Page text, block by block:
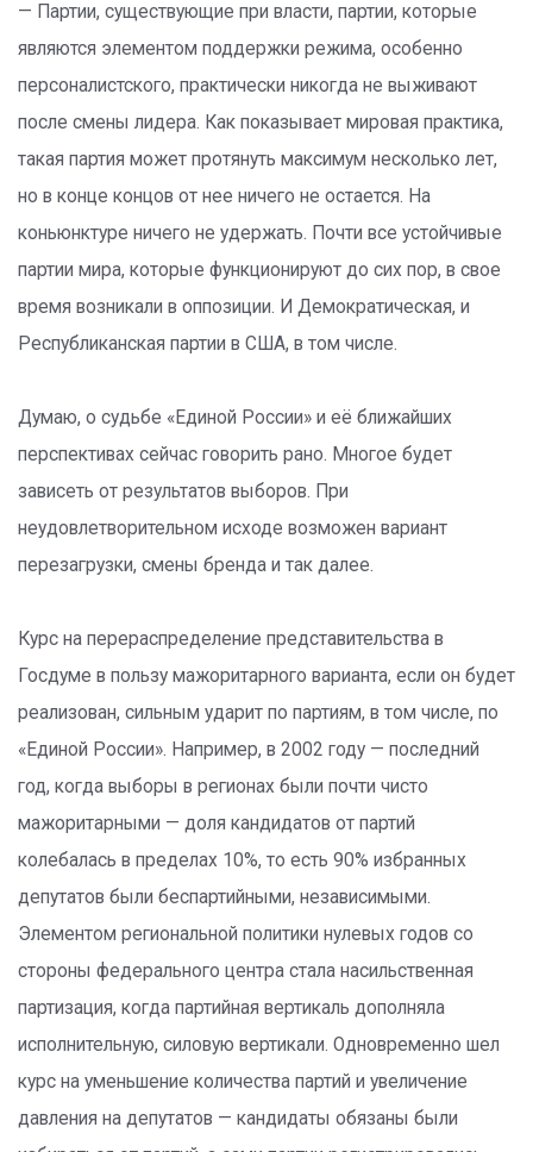
— Партии, существующие при власти, партии, которые
являются элементом поддержки режима, особенно
персоналистского, практически никогда не выживают
после смены лидера. Как показывает мировая практика,
такая партия может протянуть максимум несколько лет,
но в конце концов от нее ничего не остается. На
коньюнктуре ничего не удержать. Почти все устойчивые
партии мира, которые функционируют до сих пор, в свое
время возникали в оппозиции. И Демократическая, и
Республиканская партии в США, в том числе.
Думаю, о судьбе «Единой России» и её ближайших
перспективах сейчас говорить рано. Многое будет
зависеть от результатов выборов. При
неудовлетворительном исходе возможен вариант
перезагрузки, смены бренда и так далее.
Курс на перераспределение представительства в
Госдуме в пользу мажоритарного варианта, если он будет
реализован, сильным ударит по партиям, в том числе, по
«Единой России». Например, в 2002 году — последний
год, когда выборы в регионах были почти чисто
мажоритарными — доля кандидатов от партий
колебалась в пределах 10%, то есть 90% избранных
депутатов были беспартийными, независимыми.
Элементом региональной политики нулевых годов со
стороны федерального центра стала насильственная
партизация, когда партийная вертикаль дополняла
исполнительную, силовую вертикали. Одновременно шел
курс на уменьшение количества партий и увеличение
давления на депутатов — кандидаты обязаны были